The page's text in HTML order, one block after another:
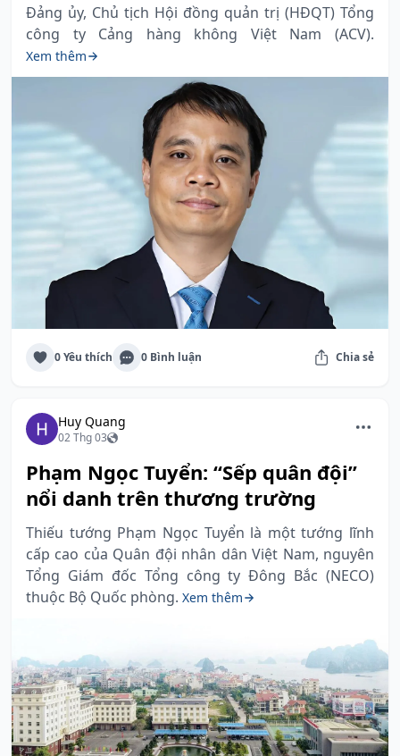
Đảng ủy, Chủ tịch Hội đồng quản trị (HĐQT) Tổng
công ty Cảng hàng không Việt Nam (ACV).
Xem thêm
0 Yêu thích 0 Bình luận Chia sẻ
Huy Quang
02 Thg 03
Phạm Ngọc Tuyển: “Sếp quân đội”
nổi danh trên thương trường
Thiếu tướng Phạm Ngọc Tuyển là một tướng lĩnh
cấp cao của Quân đội nhân dân Việt Nam, nguyên
Tổng Giám đốc Tổng công ty Đông Bắc (NECO)
thuộc Bộ Quốc phòng. Xem thêm